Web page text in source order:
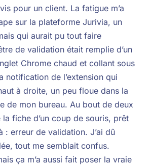
pour un client. La fatigue m’a
sur la plateforme Jurivia, un
qui aurait pu tout faire
de validation était remplie d’un
Chrome chaud et collant sous
notification de l’extension qui
à droite, un peu floue dans la
de mon bureau. Au bout de deux
la fiche d’un coup de souris, prêt
: erreur de validation. J’ai dû
tout me semblait confus.
ça m’a aussi fait poser la vraie